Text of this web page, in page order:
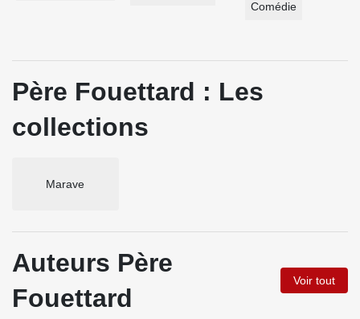
Comédie
Père Fouettard : Les
collections
Marave
Auteurs Père
Fouettard
Voir tout